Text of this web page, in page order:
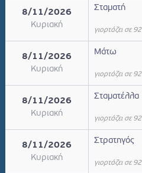
8/11/2026
Κυριακή
Σταματή
γιορτάζει σε
8/11/2026
Κυριακή
Μάτω
γιορτάζει σε
8/11/2026
Κυριακή
Σταματέλλα
γιορτάζει σε
8/11/2026
Κυριακή
Στρατηγός
γιορτάζει σε